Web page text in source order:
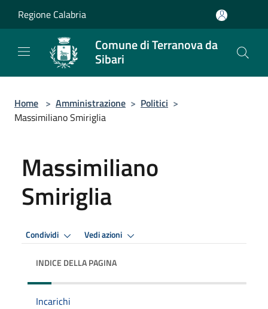
Regione Calabria
Comune di Terranova da
Sibari
Home > Amministrazione > Politici >
Massimiliano Smiriglia
Massimiliano
Smiriglia
Condividi Vedi azioni
INDICE DELLA PAGINA
Incarichi